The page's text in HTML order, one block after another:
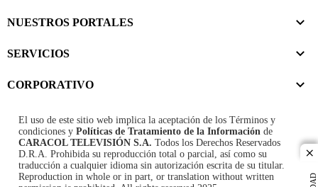
NUESTROS PORTALES
SERVICIOS
CORPORATIVO
El uso de este sitio web implica la aceptación de los Términos y
condiciones y Políticas de Tratamiento de la Información de
CARACOL TELEVISIÓN S.A. Todos los Derechos Reservados
D.R.A. Prohibida su reproducción total o parcial, así como su
traducción a cualquier idioma sin autorización escrita de su titular.
Reproduction in whole or in part, or translation without written